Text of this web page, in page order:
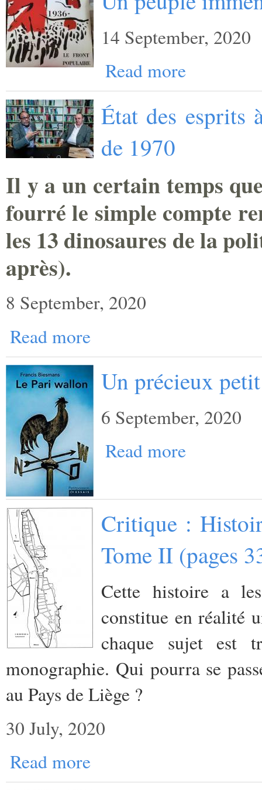
14 September, 2020
Read more
État des esprits
de 1970
Il y a un certain temps
fourré le simple compte
les 13 dinosaures de la
après).
8 September, 2020
Read more
Un précieux
6 September, 2020
Read more
Critique :
Tome II (pages
Cette histoire a
constitue en réalité
chaque sujet est
monographie. Qui pourra se
au Pays de Liège ?
30 July, 2020
Read more